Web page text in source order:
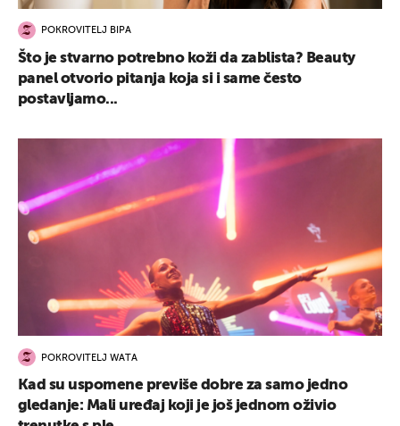
POKROVITELJ BIPA
Što je stvarno potrebno koži da zablista? Beauty
panel otvorio pitanja koja si i same često
postavljamo...
POKROVITELJ WATA
Kad su uspomene previše dobre za samo jedno
gledanje: Mali uređaj koji je još jednom oživio